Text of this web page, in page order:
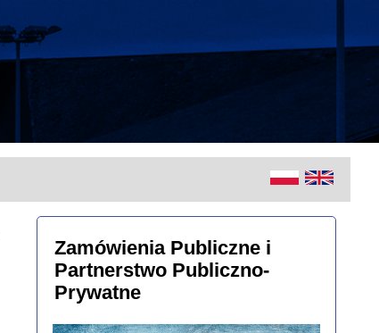
Zamówienia Publiczne i
Partnerstwo Publiczno-
Prywatne